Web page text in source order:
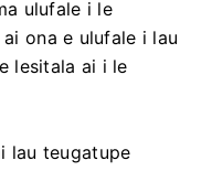
ulufale i le
ona e ulufale i lau
lesitala ai i le
lau teugatupe